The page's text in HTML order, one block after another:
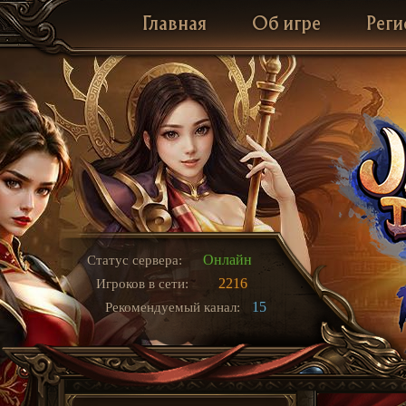
Главная Об игре
Статус сервера: Онлайн
Игроков в сети: 2216
Рекомендуемый канал: 15